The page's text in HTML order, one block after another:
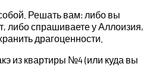
Решать вам: либо вы
либо спрашиваете у Аллоизия,
драгоценности.
из квартиры №4 (или куда вы